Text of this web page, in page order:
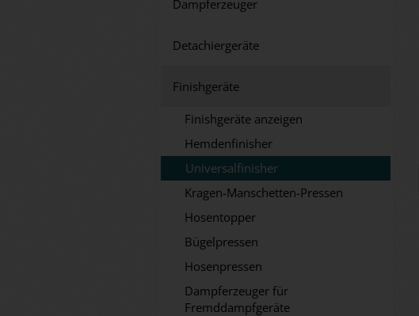
Dampferzeuger
Detachiergeräte
Finishgeräte
Finishgeräte anzeigen
Hemdenfinisher
Universalfinisher
Kragen-Manschetten-Pressen
Hosentopper
Bügelpressen
Hosenpressen
Dampferzeuger für
Fremddampfgeräte